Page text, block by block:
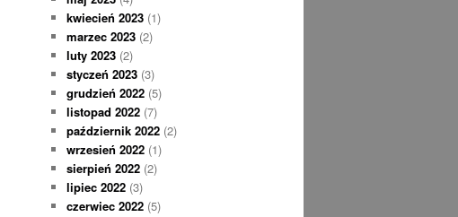
kwiecień 2023 (1)
marzec 2023 (2)
luty 2023 (2)
styczeń 2023 (3)
grudzień 2022 (5)
listopad 2022 (7)
październik 2022 (2)
wrzesień 2022 (1)
sierpień 2022 (2)
lipiec 2022 (3)
czerwiec 2022 (5)